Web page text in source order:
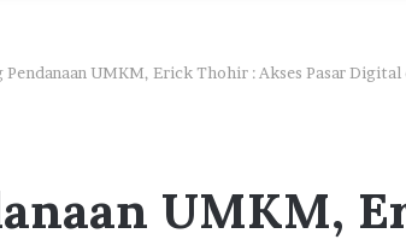
Pendanaan UMKM, Erick Thohir : Akses Pasar Digital
UMKM,